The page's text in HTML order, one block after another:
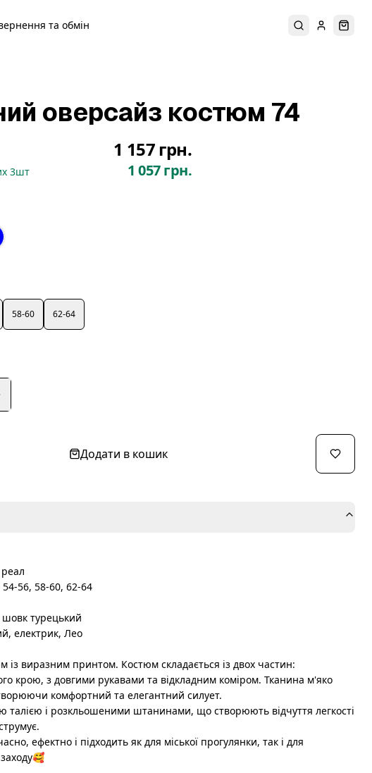
та обмін ПошукУвійти
оверсайз костюм 74
1 157 грн.
3шт 1 057 грн.
58-60 62-64
Додати в кошик
56, 58-60, 62-64
турецький
електрик, Лео
із виразним принтом. Костюм складається із двох частин:
крою, з довгими рукавами та відкладним коміром. Тканина м'яко
комфортний та елегантний силует.
талією і розкльошеними штанинами, що створюють відчуття легкості
ефектно і підходить як для міської прогулянки, так і для